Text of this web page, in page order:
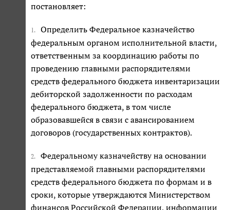
постановляет:
1.
Определить Федеральное казначейство
федеральным органом исполнительной власти,
ответственным за координацию работы по
проведению главными распорядителями
средств федерального бюджета инвентаризации
дебиторской задолженности по расходам
федерального бюджета, в том числе
образовавшейся в связи с авансированием
договоров (государственных контрактов).
2.
Федеральному казначейству на основании
представляемой главными распорядителями
средств федерального бюджета по формам и в
сроки, которые утверждаются Министерством
финансов Российской Федерации, информации